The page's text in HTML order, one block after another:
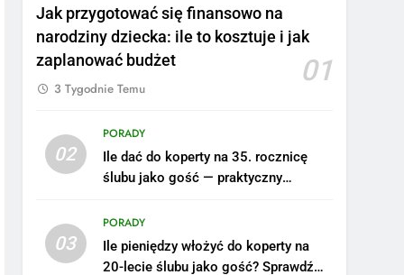
Jak przygotować się finansowo na
narodziny dziecka: ile to kosztuje i jak
zaplanować budżet
01
3 Tygodnie Temu
02
PORADY
Ile dać do koperty na 35. rocznicę
ślubu jako gość — praktyczny
03
PORADY
Ile pieniędzy włożyć do koperty na
20-lecie ślubu jako gość? Sprawdź